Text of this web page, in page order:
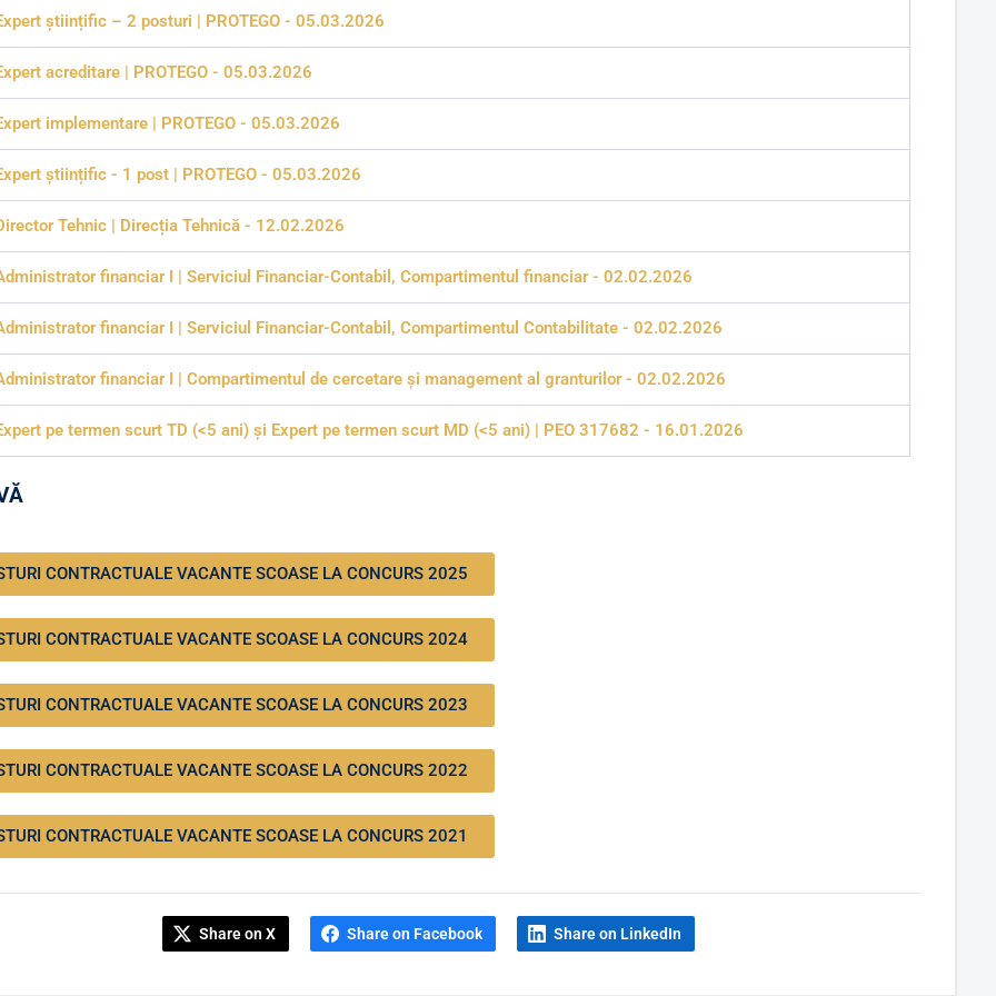
științific – 2 posturi | PROTEGO - 05.03.2026
acreditare | PROTEGO - 05.03.2026
implementare | PROTEGO - 05.03.2026
științific - 1 post | PROTEGO - 05.03.2026
Tehnic | Direcția Tehnică - 12.02.2026
financiar I | Serviciul Financiar-Contabil, Compartimentul financiar - 02.02.2026
financiar I | Serviciul Financiar-Contabil, Compartimentul Contabilitate - 02.02.2026
financiar I | Compartimentul de cercetare și management al granturilor - 02.02.2026
pe termen scurt TD (<5 ani) și Expert pe termen scurt MD (<5 ani) | PEO 317682 - 16.01.2026
CONTRACTUALE VACANTE SCOASE LA CONCURS 2025
CONTRACTUALE VACANTE SCOASE LA CONCURS 2024
CONTRACTUALE VACANTE SCOASE LA CONCURS 2023
CONTRACTUALE VACANTE SCOASE LA CONCURS 2022
CONTRACTUALE VACANTE SCOASE LA CONCURS 2021
Share on X Share on Facebook Share on LinkedIn